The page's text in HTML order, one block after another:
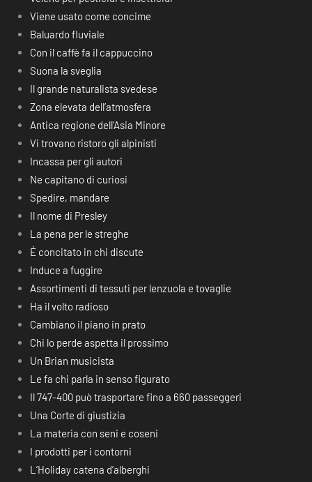
Viene usato come concime
Baluardo fluviale
Con il caffè fa il cappuccino
Suona la sveglia
Il grande naturalista svedese
Zona elevata dell’atmosfera
Antica regione dell’Asia Minore
Vi trovano ristoro gli alpinisti
Incassa per gli autori
Ne capitano di curiosi
Spedire, mandare
Il nome di Presley
La pena per le streghe
É concitato in chi discute
Induce a fuggire
Assortimenti di tessuti per lenzuola e tovaglie
Ha il volto radioso
Cambiano il piano in prato
Chi lo perde aspetta il prossimo
Un Brian musicista
Le fa chi parla in senso figurato
Il 747-400 può trasportare fino a 660 passeggeri
Una Corte di giustizia
La materia con seni e coseni
I prodotti per i contorni
L’Holiday catena d’alberghi